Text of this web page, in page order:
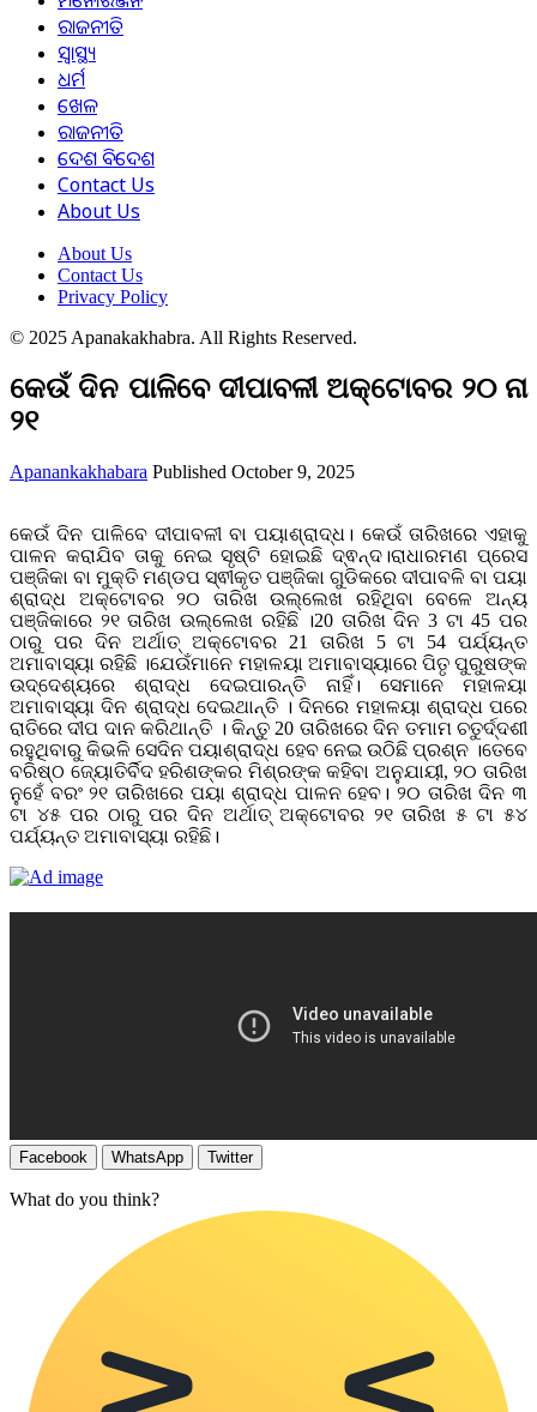
ରାଜନୀତି
ସ୍ୱାସ୍ଥ୍ୟ
ଧର୍ମ
ଖେଳ
ରାଜନୀତି
ଦେଶ ବିଦେଶ
Contact Us
About Us
About Us
Contact Us
Privacy Policy
© 2025 Apanakakhabra. All Rights Reserved.
କେଉଁ ଦିନ ପାଳିବେ ଦୀପାବଳୀ ଅକ୍ଟୋବର ୨୦ ନା
୨୧
Apanankakhabara Published October 9, 2025
କେଉଁ ଦିନ ପାଳିବେ ଦୀପାବଳୀ ବା ପୟାଶ୍ରାଦ୍ଧ। କେଉଁ ତାରିଖରେ ଏହାକୁ
ପାଳନ କରାଯିବ ତାକୁ ନେଇ ସୃଷ୍ଟି ହୋଇଛି ଦ୍ଵନ୍ଦ।ରାଧାରମଣ ପ୍ରେସ
ପଞ୍ଜିକା ବା ମୁକ୍ତି ମଣ୍ଡପ ସ୍ଵୀକୃତ ପଞ୍ଜିକା ଗୁଡିକରେ ଦୀପାବଳି ବା ପୟା
ଶ୍ରାଦ୍ଧ ଅକ୍ଟୋବର ୨୦ ତାରିଖ ଉଲ୍ଲେଖ ରହିଥିବା ବେଳେ ଅନ୍ୟ
ପଞ୍ଜିକାରେ ୨୧ ତାରିଖ ଉଲ୍ଲେଖ ରହିଛି ।20 ତାରିଖ ଦିନ 3 ଟା 45 ପର
ଠାରୁ ପର ଦିନ ଅର୍ଥାତ୍ ଅକ୍ଟୋବର 21 ତାରିଖ 5 ଟା 54 ପର୍ଯ୍ୟନ୍ତ
ଅମାବାସ୍ୟା ରହିଛି ।ଯେଉଁମାନେ ମହାଳୟା ଅମାବାସ୍ୟାରେ ପିତୃ ପୁରୁଷଙ୍କ
ଉଦ୍ଦେଶ୍ୟରେ ଶ୍ରାଦ୍ଧ ଦେଇପାରନ୍ତି ନାହିଁ। ସେମାନେ ମହାଳୟା
ଅମାବାସ୍ୟା ଦିନ ଶ୍ରାଦ୍ଧ ଦେଇଥାନ୍ତି । ଦିନରେ ମହାଳୟା ଶ୍ରାଦ୍ଧ ପରେ
ରାତିରେ ଦୀପ ଦାନ କରିଥାନ୍ତି । କିନ୍ତୁ 20 ତାରିଖରେ ଦିନ ତମାମ ଚତୁର୍ଦ୍ଦଶୀ
ରହୁଥିବାରୁ କିଭଳି ସେଦିନ ପୟାଶ୍ରାଦ୍ଧ ହେବ ନେଇ ଉଠିଛି ପ୍ରଶ୍ନ ।ତେବେ
ବରିଷ୍ଠ ଜ୍ୟୋତିର୍ବିଦ ହରିଶଙ୍କର ମିଶ୍ରଙ୍କ କହିବା ଅନୁଯାୟୀ, ୨୦ ତାରିଖ
ନୁହେଁ ବରଂ ୨୧ ତାରିଖରେ ପୟା ଶ୍ରାଦ୍ଧ ପାଳନ ହେବ। ୨୦ ତାରିଖ ଦିନ ୩
ଟା ୪୫ ପର ଠାରୁ ପର ଦିନ ଅର୍ଥାତ୍ ଅକ୍ଟୋବର ୨୧ ତାରିଖ ୫ ଟା ୫୪
ପର୍ଯ୍ୟନ୍ତ ଅମାବାସ୍ୟା ରହିଛି।
Facebook WhatsApp Twitter
What do you think?